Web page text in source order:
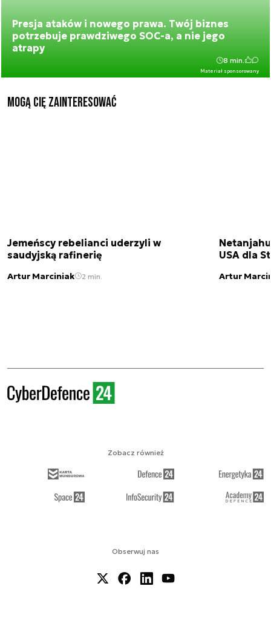
Presja ataków i nowego prawa. Twój biznes
potrzebuje prawdziwego SOC-a, a nie jego
atrapy
Materiał sponsorowany
8 min.
Mogą Cię zainteresować
Jemeńscy rebelianci uderzyli w
saudyjską rafinerię
Artur Marciniak 2 min.
USA dla
Artur
Obserwuj nas
Zobacz również